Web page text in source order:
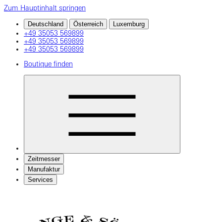
Zum Hauptinhalt springen
Deutschland Österreich Luxemburg
+49 35053 569899
+49 35053 569899
+49 35053 569899
Boutique finden
Zeitmesser
Manufaktur
Services